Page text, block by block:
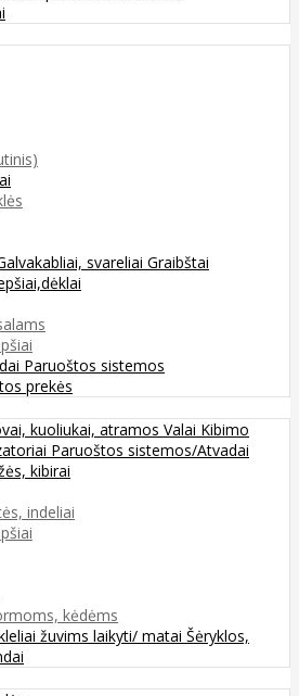
svareliai Graibštai
Paruoštos sistemos
prekės
kuoliukai, atramos Valai Kibimo
Paruoštos sistemos/Atvadai
kibirai
indeliai
kėdėms
žuvims laikyti/ matai Šėryklos,